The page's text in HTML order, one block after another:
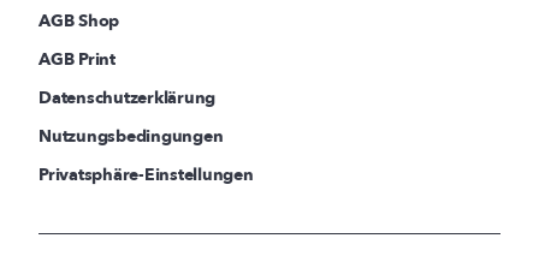
AGB Shop
AGB Print
Datenschutzerklärung
Nutzungsbedingungen
Privatsphäre-Einstellungen